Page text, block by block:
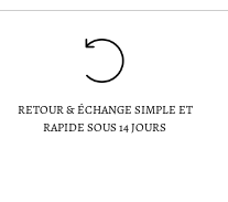
RETOUR & ÉCHANGE SIMPLE ET
RAPIDE SOUS 14 JOURS